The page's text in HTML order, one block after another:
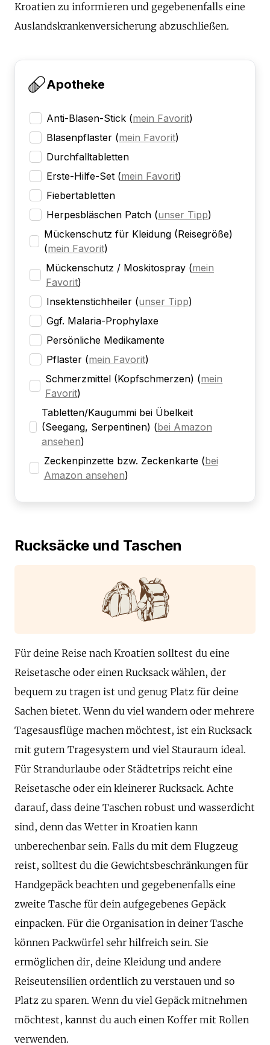
Kroatien zu informieren und gegebenenfalls eine
Auslandskrankenversicherung abzuschließen.
Apotheke
Anti-Blasen-Stick (mein Favorit)
Blasenpflaster (mein Favorit)
Durchfalltabletten
Erste-Hilfe-Set (mein Favorit)
Fiebertabletten
Herpesbläschen Patch (unser Tipp)
Mückenschutz für Kleidung (Reisegröße)
(mein Favorit)
Mückenschutz / Moskitospray (mein
Favorit)
Insektenstichheiler (unser Tipp)
Ggf. Malaria-Prophylaxe
Persönliche Medikamente
Pflaster (mein Favorit)
Schmerzmittel (Kopfschmerzen) (mein
Favorit)
Tabletten/Kaugummi bei Übelkeit
(Seegang, Serpentinen) (bei Amazon
ansehen)
Zeckenpinzette bzw. Zeckenkarte (bei
Amazon ansehen)
Rucksäcke und Taschen
Für deine Reise nach Kroatien solltest du eine
Reisetasche oder einen Rucksack wählen, der
bequem zu tragen ist und genug Platz für deine
Sachen bietet. Wenn du viel wandern oder mehrere
Tagesausflüge machen möchtest, ist ein Rucksack
mit gutem Tragesystem und viel Stauraum ideal.
Für Strandurlaube oder Städtetrips reicht eine
Reisetasche oder ein kleinerer Rucksack. Achte
darauf, dass deine Taschen robust und wasserdicht
sind, denn das Wetter in Kroatien kann
unberechenbar sein. Falls du mit dem Flugzeug
reist, solltest du die Gewichtsbeschränkungen für
Handgepäck beachten und gegebenenfalls eine
zweite Tasche für dein aufgegebenes Gepäck
einpacken. Für die Organisation in deiner Tasche
können Packwürfel sehr hilfreich sein. Sie
ermöglichen dir, deine Kleidung und andere
Reiseutensilien ordentlich zu verstauen und so
Platz zu sparen. Wenn du viel Gepäck mitnehmen
möchtest, kannst du auch einen Koffer mit Rollen
verwenden.